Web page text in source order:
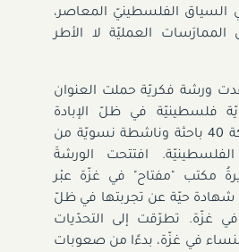
السياق الفلسطينيّ المعاصر،
العمليّة لا الأطر
ورشة فكريّة حملت العنوان
فلسطينيّة في ظلّ الإبادة
المستمرّة" بمشاركة 40 باحثة وناشطة نسويّة من
افتتحت الورشةَ
مكتب "مفتاح" في غزّة عبْر
حيّة عن تجربتها في ظلّ
في غزّة. تطرّقت إلى التحدّيات
النساء في غزّة، بدءًا من صعوبات